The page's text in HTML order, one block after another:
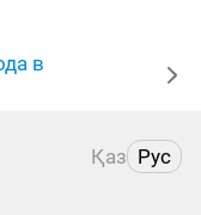
щетки
в
Қаз Рус